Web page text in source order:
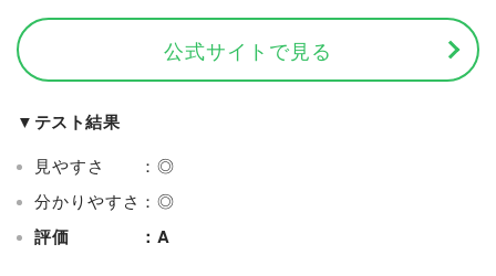
公式サイトで見る
▼テスト結果
見やすさ ：◎
分かりやすさ：◎
評価 ：A